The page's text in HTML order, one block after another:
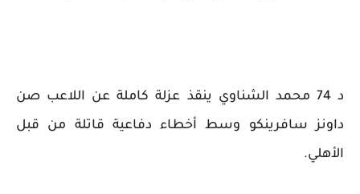
د 74 محمد الشناوي ينقذ عزلة كاملة عن اللاعب صن
داونز سافرينكو وسط أخطاء دفاعية قاتلة من قبل
الأهلي.